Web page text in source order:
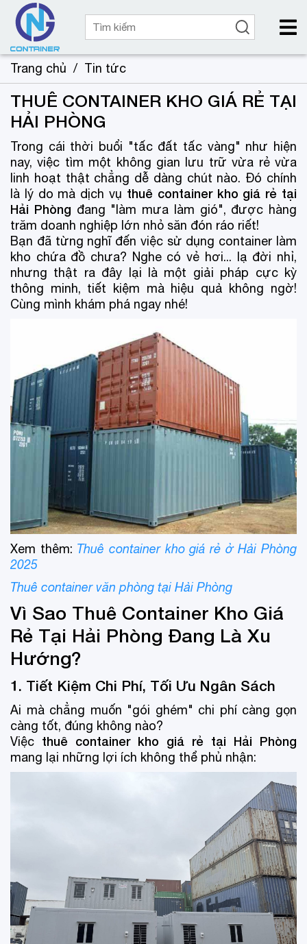
Trang chủ / Tin tức
THUÊ CONTAINER KHO GIÁ RẺ TẠI
HẢI PHÒNG
Trong cái thời buổi "tấc đất tấc vàng" như hiện
nay, việc tìm một không gian lưu trữ vừa rẻ vừa
linh hoạt thật chẳng dễ dàng chút nào. Đó chính
là lý do mà dịch vụ thuê container kho giá rẻ tại
Hải Phòng đang "làm mưa làm gió", được hàng
trăm doanh nghiệp lớn nhỏ săn đón ráo riết!
Bạn đã từng nghĩ đến việc sử dụng container làm
kho chứa đồ chưa? Nghe có vẻ hơi... lạ đời nhỉ,
nhưng thật ra đây lại là một giải pháp cực kỳ
thông minh, tiết kiệm mà hiệu quả không ngờ!
Cùng mình khám phá ngay nhé!
Xem thêm: Thuê container kho giá rẻ ở Hải Phòng
2025
Thuê container văn phòng tại Hải Phòng
Vì Sao Thuê Container Kho Giá
Rẻ Tại Hải Phòng Đang Là Xu
Hướng?
1. Tiết Kiệm Chi Phí, Tối Ưu Ngân Sách
Ai mà chẳng muốn "gói ghém" chi phí càng gọn
càng tốt, đúng không nào?
Việc thuê container kho giá rẻ tại Hải Phòng
mang lại những lợi ích không thể phủ nhận: